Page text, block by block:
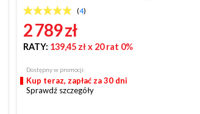
(4)
2 789 zł
RATY: 139,45 złx 20 rat 0%
Dostępny w promocji:
Kup teraz, zapłać za 30 dni
Sprawdź szczegóły